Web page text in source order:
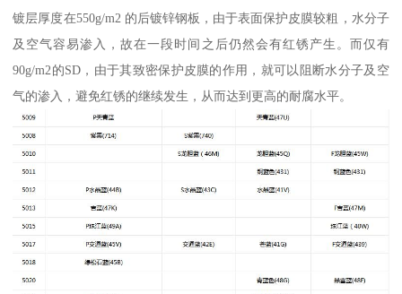
镀层厚度在550g/m2 的后镀锌钢板，由于表面保护皮膜较粗，水分子
及空气容易渗入，故在一段时间之后仍然会有红锈产生。而仅有
90g/m2的SD，由于其致密保护皮膜的作用，就可以阻断水分子及空
气的渗入，避免红锈的继续发生，从而达到更高的耐腐水平。